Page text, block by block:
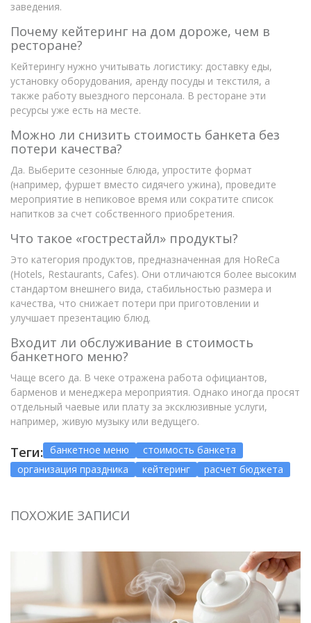
заведения.
Почему кейтеринг на дом дороже, чем в
ресторане?
Кейтерингу нужно учитывать логистику: доставку еды,
установку оборудования, аренду посуды и текстиля, а
также работу выездного персонала. В ресторане эти
ресурсы уже есть на месте.
Можно ли снизить стоимость банкета без
потери качества?
Да. Выберите сезонные блюда, упростите формат
(например, фуршет вместо сидячего ужина), проведите
мероприятие в непиковое время или сократите список
напитков за счет собственного приобретения.
Что такое «гострестайл» продукты?
Это категория продуктов, предназначенная для HoReCa
(Hotels, Restaurants, Cafes). Они отличаются более высоким
стандартом внешнего вида, стабильностью размера и
качества, что снижает потери при приготовлении и
улучшает презентацию блюд.
Входит ли обслуживание в стоимость
банкетного меню?
Чаще всего да. В чеке отражена работа официантов,
барменов и менеджера мероприятия. Однако иногда просят
отдельный чаевые или плату за эксклюзивные услуги,
например, живую музыку или ведущего.
Теги: банкетное меню
стоимость банкета
организация праздника
кейтеринг расчет бюджета
ПОХОЖИЕ ЗАПИСИ